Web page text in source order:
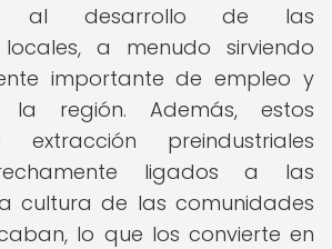
al desarrollo de las
a menudo sirviendo
importante de empleo y
la región. Además, estos
preindustriales
ligados a las
cultura de las comunidades
lo que los convierte en